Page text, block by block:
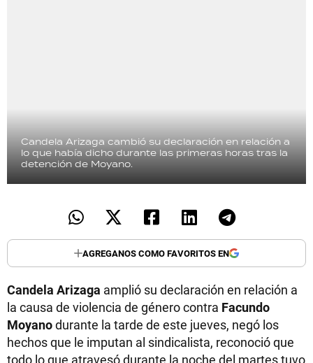
Candela Arizaga cambió su declaración en relación a
lo que había dicho durante las primeras horas tras la
detención de Moyano.
AGREGANOS COMO FAVORITOS EN
Candela Arizaga amplió su declaración en relación a
la causa de violencia de género contra Facundo
Moyanodurante la tarde de este jueves, negó los
hechos que le imputan al sindicalista, reconoció que
todo lo que atravesó durante la noche del martes tuvo